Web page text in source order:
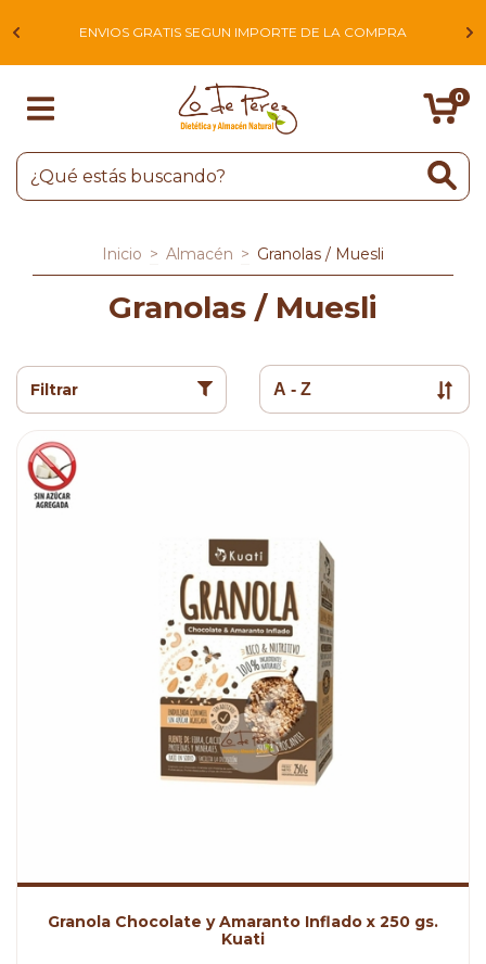
ENVIOS GRATIS SEGUN IMPORTE DE LA COMPRA
0
Inicio > Almacén > Granolas / Muesli
Granolas / Muesli
Filtrar
Granola Chocolate y Amaranto Inflado x 250 gs.
Kuati